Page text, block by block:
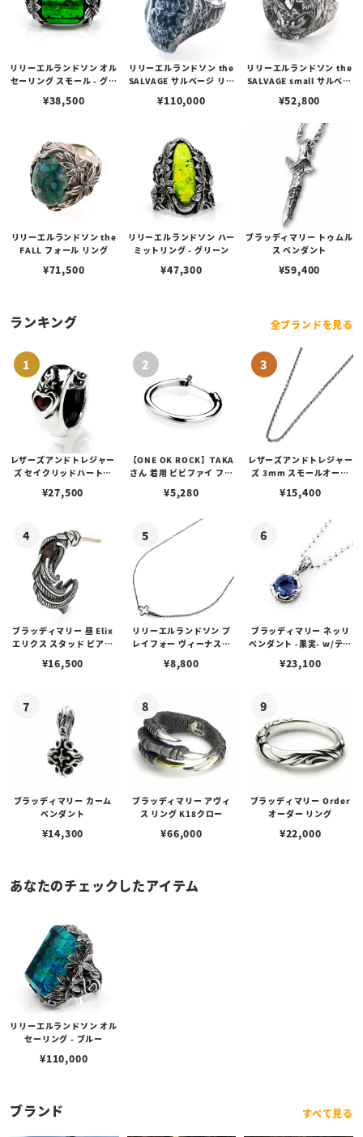
リリーエルランドソン オル
セーリング スモール - グリ
¥38,500
リリーエルランドソン the
SALVAGE サルベージ リン
¥110,000
リリーエルランドソン the
SALVAGE small サルベー
¥52,800
リリーエルランドソン the
FALL フォール リング
¥71,500
リリーエルランドソン ハー
ミットリング - グリーン
¥47,300
ブラッディマリー トゥムル
ス ペンダント
¥59,400
ランキング 全ブランドを見る
レザーズアンドトレジャー
ズ セイクリッドハートピ
¥27,500
【ONE OK ROCK】TAKA
さん 着用 ビビファイ フー
¥5,280
レザーズアンドトレジャー
ズ 3mm スモールオーバ
ブスタークラスプ＆LTロ
¥15,400
ブラッディマリー 昼 Elix
エリクス スタッド ピアス
¥16,500
リリーエルランドソン プ
レイフォー ヴィーナスチ
¥8,800
ブラッディマリー ネッリ
ペンダント -果実- w/ティ
¥23,100
ブラッディマリー カーム
ペンダント
¥14,300
ブラッディマリー アヴィ
ス リング K18クロー
¥66,000
ブラッディマリー Order
オーダー リング
¥22,000
あなたのチェックしたアイテム
リリーエルランドソン オル
セーリング - ブルー
¥110,000
ブランド すべて見る